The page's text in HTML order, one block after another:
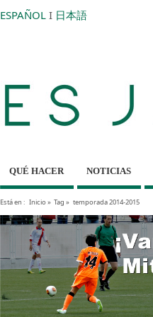
ESPAÑOL I 日本語
QUÉ HACER NOTICIAS
Está en : Inicio» Tag » temporada 2014-2015